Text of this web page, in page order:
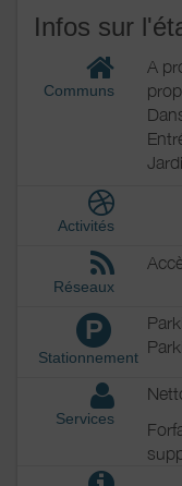
Infos sur
Communs
A
Activités
Réseaux
P
Stationnement
Services